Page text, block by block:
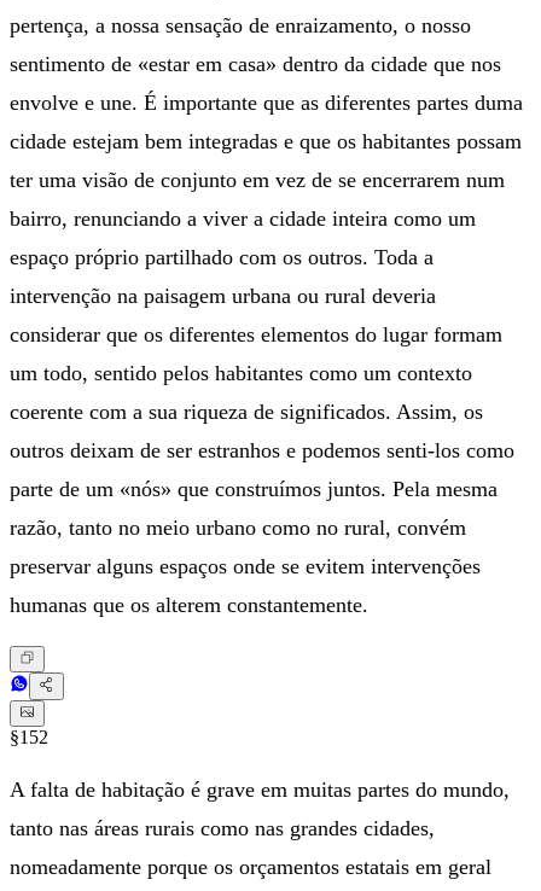
pertença, a nossa sensação de enraizamento, o nosso
sentimento de «estar em casa» dentro da cidade que nos
envolve e une. É importante que as diferentes partes duma
cidade estejam bem integradas e que os habitantes possam
ter uma visão de conjunto em vez de se encerrarem num
bairro, renunciando a viver a cidade inteira como um
espaço próprio partilhado com os outros. Toda a
intervenção na paisagem urbana ou rural deveria
considerar que os diferentes elementos do lugar formam
um todo, sentido pelos habitantes como um contexto
coerente com a sua riqueza de significados. Assim, os
outros deixam de ser estranhos e podemos senti-los como
parte de um «nós» que construímos juntos. Pela mesma
razão, tanto no meio urbano como no rural, convém
preservar alguns espaços onde se evitem intervenções
humanas que os alterem constantemente.
§152
A falta de habitação é grave em muitas partes do mundo,
tanto nas áreas rurais como nas grandes cidades,
nomeadamente porque os orçamentos estatais em geral